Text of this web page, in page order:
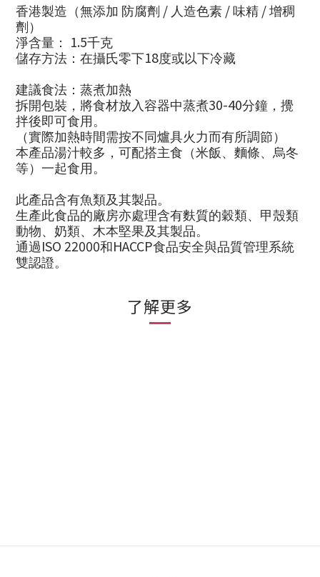
香港製造 （無添加 防腐劑 / 人造色素 / 味精 / 增稠
劑 ）
淨含量：
1.5千克
儲存方法：在攝氏零下18度或以下冷藏
建議食法：蒸煮加熱
拆開包裝，將食材放入容器中蒸煮30-40分鐘，攪
拌後即可食用。
（實際加熱時間需按不同爐具火力而有所調節）
本產品湯汁較多，可配搭主食（米飯、麵條、烏冬
等）一起食用。
此產品含有魚類及其製品。
生產此食品的廠房亦處理含有麩質的穀類、甲殼類
動物、奶類、木本堅果及其製品。
通過 ISO 22000和 HACCP食品安全與品質管理系統
雙認證。
了解更多